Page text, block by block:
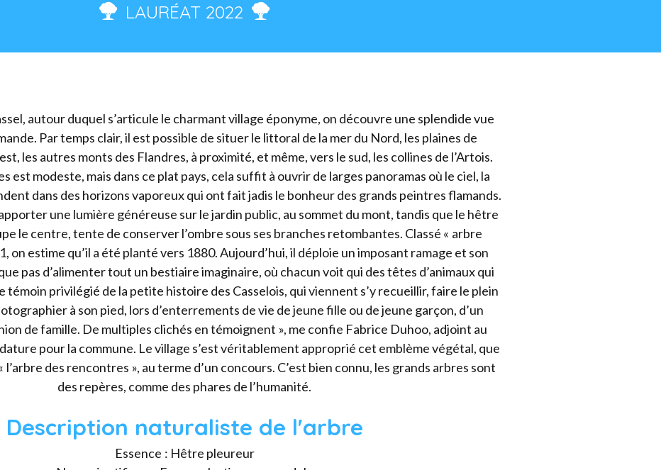
LAURÉAT 2022
autour duquel s’articule le charmant village éponyme, on découvre une splendide vue
Par temps clair, il est possible de situer le littoral de la mer du Nord, les plaines de
les autres monts des Flandres, à proximité, et même, vers le sud, les collines de l’Artois.
est modeste, mais dans ce plat pays, cela suffit à ouvrir de larges panoramas où le ciel, la
dans des horizons vaporeux qui ont fait jadis le bonheur des grands peintres flamands.
une lumière généreuse sur le jardin public, au sommet du mont, tandis que le hêtre
le centre, tente de conserver l’ombre sous ses branches retombantes. Classé « arbre
on estime qu’il a été planté vers 1880. Aujourd’hui, il déploie un imposant ramage et son
pas d’alimenter tout un bestiaire imaginaire, où chacun voit qui des têtes d’animaux qui
témoin privilégié de la petite histoire des Casselois, qui viennent s’y recueillir, faire le plein
à son pied, lors d’enterrements de vie de jeune fille ou de jeune garçon, d’un
de famille. De multiples clichés en témoignent », me confie Fabrice Duhoo, adjoint au
pour la commune. Le village s’est véritablement approprié cet emblème végétal, que
l’arbre des rencontres », au terme d’un concours. C’est bien connu, les grands arbres sont
des repères, comme des phares de l’humanité.
Description naturaliste de l'arbre
Essence : Hêtre pleureur